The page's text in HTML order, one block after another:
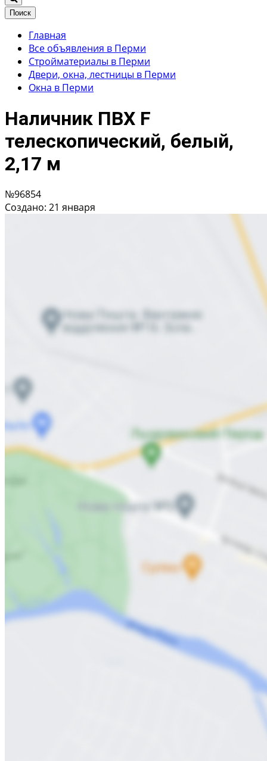
Поиск
Главная
Все объявления в Перми
Стройматериалы в Перми
Двери, окна, лестницы в Перми
Окна в Перми
Наличник ПВХ F
телескопический, белый,
2,17 м
№96854
Создано: 21 января